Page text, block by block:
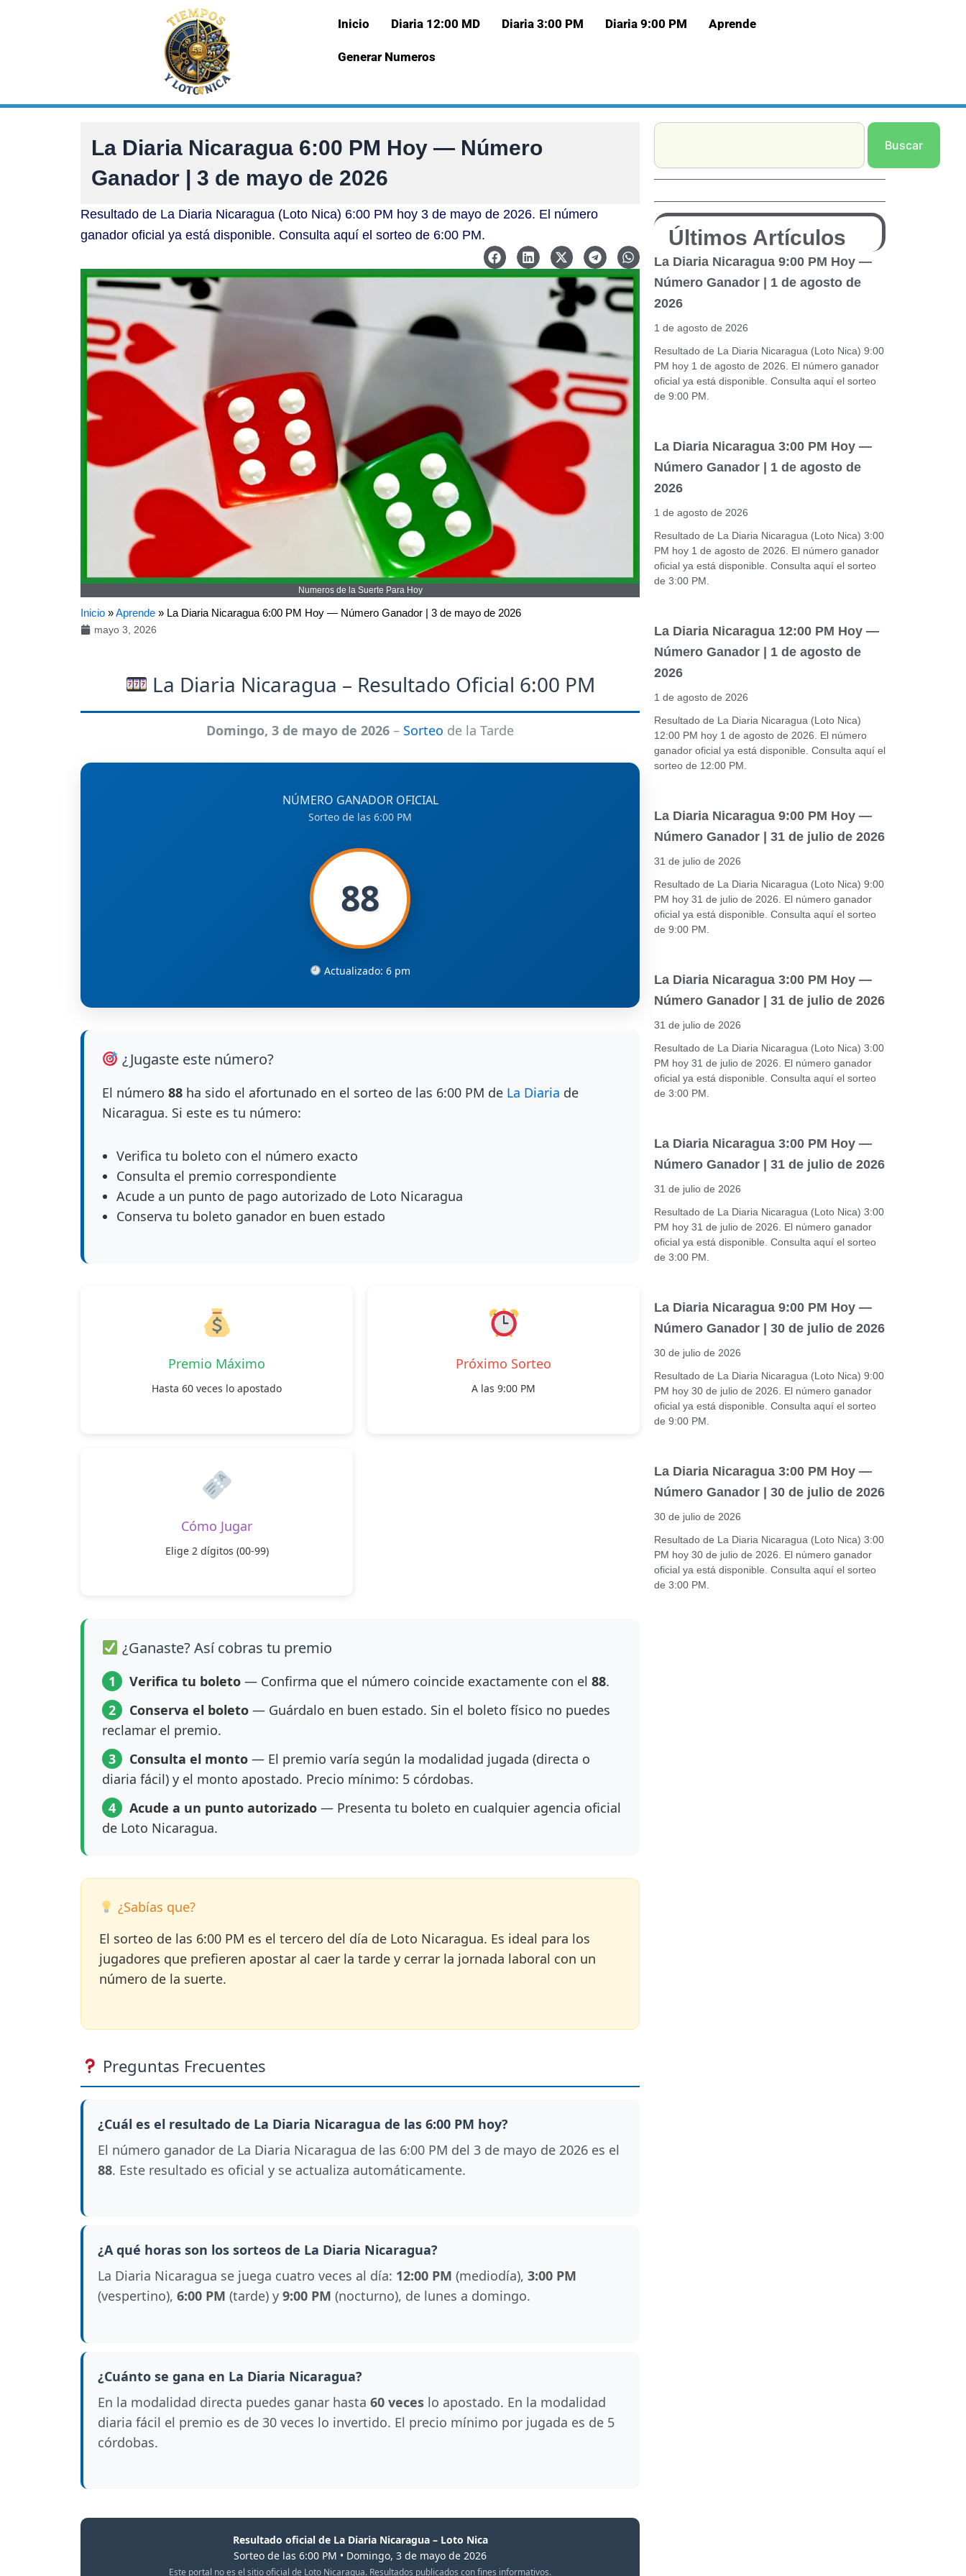
Inicio Diaria 12:00 MD Diaria 3:00 PM Diaria 9:00 PM Aprende
Generar Numeros
La Diaria Nicaragua 6:00 PM Hoy — Número
Ganador | 3 de mayo de 2026
Resultado de La Diaria Nicaragua (Loto Nica) 6:00 PM hoy 3 de mayo de 2026. El número
ganador oficial ya está disponible. Consulta aquí el sorteo de 6:00 PM.
Numeros de la Suerte Para Hoy
Inicio »Aprende » La Diaria Nicaragua 6:00 PM Hoy — Número Ganador | 3 de mayo de 2026
mayo 3, 2026
La Diaria Nicaragua – Resultado Oficial 6:00 PM
Domingo, 3 de mayo de 2026 – Sorteo de la Tarde
NÚMERO GANADOR OFICIAL
Sorteo de las 6:00 PM
88
Actualizado: 6 pm
¿Jugaste este número?
El número 88 ha sido el afortunado en el sorteo de las 6:00 PM de La Diaria de
Nicaragua. Si este es tu número:
Verifica tu boleto con el número exacto
Consulta el premio correspondiente
Acude a un punto de pago autorizado de Loto Nicaragua
Conserva tu boleto ganador en buen estado
Premio Máximo
Hasta 60 veces lo apostado
Próximo Sorteo
A las 9:00 PM
Cómo Jugar
Elige 2 dígitos (00-99)
¿Ganaste? Así cobras tu premio
1 Verifica tu boleto — Confirma que el número coincide exactamente con el 88.
2
Conserva el boleto — Guárdalo en buen estado. Sin el boleto físico no puedes
reclamar el premio.
3
Consulta el monto — El premio varía según la modalidad jugada (directa o
diaria fácil) y el monto apostado. Precio mínimo: 5 córdobas.
4
Acude a un punto autorizado — Presenta tu boleto en cualquier agencia oficial
de Loto Nicaragua.
¿Sabías que?
El sorteo de las 6:00 PM es el tercero del día de Loto Nicaragua. Es ideal para los
jugadores que prefieren apostar al caer la tarde y cerrar la jornada laboral con un
número de la suerte.
Preguntas Frecuentes
¿Cuál es el resultado de La Diaria Nicaragua de las 6:00 PM hoy?
El número ganador de La Diaria Nicaragua de las 6:00 PM del 3 de mayo de 2026 es el
88. Este resultado es oficial y se actualiza automáticamente.
¿A qué horas son los sorteos de La Diaria Nicaragua?
La Diaria Nicaragua se juega cuatro veces al día: 12:00 PM (mediodía), 3:00 PM
(vespertino), 6:00 PM (tarde) y 9:00 PM (nocturno), de lunes a domingo.
¿Cuánto se gana en La Diaria Nicaragua?
En la modalidad directa puedes ganar hasta 60 veces lo apostado. En la modalidad
diaria fácil el premio es de 30 veces lo invertido. El precio mínimo por jugada es de 5
córdobas.
Resultado oficial de La Diaria Nicaragua – Loto Nica
Sorteo de las 6:00 PM • Domingo, 3 de mayo de 2026
Este portal no es el sitio oficial de Loto Nicaragua. Resultados publicados con fines informativos.
Search
Buscar
Últimos Artículos
La Diaria Nicaragua 9:00 PM Hoy —
Número Ganador | 1 de agosto de
2026
1 de agosto de 2026
Resultado de La Diaria Nicaragua (Loto Nica) 9:00
PM hoy 1 de agosto de 2026. El número ganador
oficial ya está disponible. Consulta aquí el sorteo
de 9:00 PM.
La Diaria Nicaragua 3:00 PM Hoy —
Número Ganador | 1 de agosto de
2026
1 de agosto de 2026
Resultado de La Diaria Nicaragua (Loto Nica) 3:00
PM hoy 1 de agosto de 2026. El número ganador
oficial ya está disponible. Consulta aquí el sorteo
de 3:00 PM.
La Diaria Nicaragua 12:00 PM Hoy —
Número Ganador | 1 de agosto de
2026
1 de agosto de 2026
Resultado de La Diaria Nicaragua (Loto Nica)
12:00 PM hoy 1 de agosto de 2026. El número
ganador oficial ya está disponible. Consulta aquí el
sorteo de 12:00 PM.
La Diaria Nicaragua 9:00 PM Hoy —
Número Ganador | 31 de julio de 2026
31 de julio de 2026
Resultado de La Diaria Nicaragua (Loto Nica) 9:00
PM hoy 31 de julio de 2026. El número ganador
oficial ya está disponible. Consulta aquí el sorteo
de 9:00 PM.
La Diaria Nicaragua 3:00 PM Hoy —
Número Ganador | 31 de julio de 2026
31 de julio de 2026
Resultado de La Diaria Nicaragua (Loto Nica) 3:00
PM hoy 31 de julio de 2026. El número ganador
oficial ya está disponible. Consulta aquí el sorteo
de 3:00 PM.
La Diaria Nicaragua 3:00 PM Hoy —
Número Ganador | 31 de julio de 2026
31 de julio de 2026
Resultado de La Diaria Nicaragua (Loto Nica) 3:00
PM hoy 31 de julio de 2026. El número ganador
oficial ya está disponible. Consulta aquí el sorteo
de 3:00 PM.
La Diaria Nicaragua 9:00 PM Hoy —
Número Ganador | 30 de julio de 2026
30 de julio de 2026
Resultado de La Diaria Nicaragua (Loto Nica) 9:00
PM hoy 30 de julio de 2026. El número ganador
oficial ya está disponible. Consulta aquí el sorteo
de 9:00 PM.
La Diaria Nicaragua 3:00 PM Hoy —
Número Ganador | 30 de julio de 2026
30 de julio de 2026
Resultado de La Diaria Nicaragua (Loto Nica) 3:00
PM hoy 30 de julio de 2026. El número ganador
oficial ya está disponible. Consulta aquí el sorteo
de 3:00 PM.